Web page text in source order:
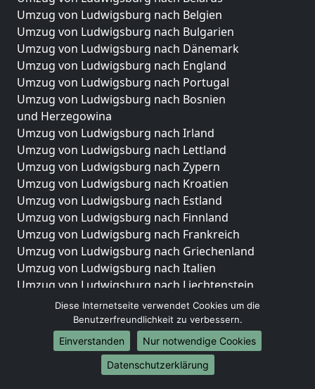
Umzug von Ludwigsburg nach Belgien
Umzug von Ludwigsburg nach Bulgarien
Umzug von Ludwigsburg nach Dänemark
Umzug von Ludwigsburg nach England
Umzug von Ludwigsburg nach Portugal
Umzug von Ludwigsburg nach Bosnien
und Herzegowina
Umzug von Ludwigsburg nach Irland
Umzug von Ludwigsburg nach Lettland
Umzug von Ludwigsburg nach Zypern
Umzug von Ludwigsburg nach Kroatien
Umzug von Ludwigsburg nach Estland
Umzug von Ludwigsburg nach Finnland
Umzug von Ludwigsburg nach Frankreich
Umzug von Ludwigsburg nach Griechenland
Umzug von Ludwigsburg nach Italien
Umzug von Ludwigsburg nach Liechtenstein
Umzug von Ludwigsburg nach Luxemburg
Umzug von Ludwigsburg nach Niederlande
Umzug von Ludwigsburg nach Norwegen
Umzüge-Deutschlandweit
Diese Internetseite verwendet Cookies um die
Benutzerfreundlichkeit zu verbessern.
Einverstanden
Nur notwendige Cookies
Datenschutzerklärung